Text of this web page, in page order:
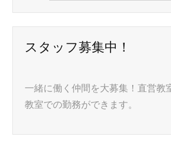
スタッフ募集中！
一緒に働く仲間を大募集！直営教
教室での勤務ができます。